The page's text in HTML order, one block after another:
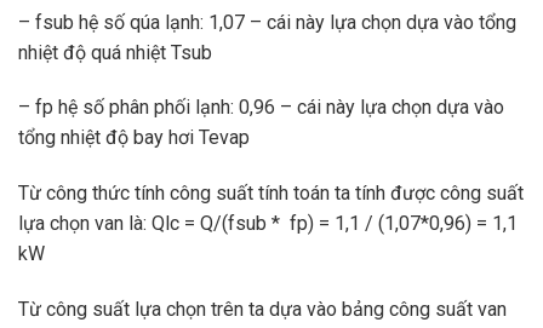
– fsub hệ số qúa lạnh: 1,07 – cái này lựa chọn dựa vào tổng
nhiệt độ quá nhiệt Tsub
– fp hệ số phân phối lạnh: 0,96 – cái này lựa chọn dựa vào
tổng nhiệt độ bay hơi Tevap
Từ công thức tính công suất tính toán ta tính được công suất
lựa chọn van là: Qlc = Q/(fsub * fp) = 1,1 / (1,07*0,96) = 1,1
kW
Từ công suất lựa chọn trên ta dựa vào bảng công suất van